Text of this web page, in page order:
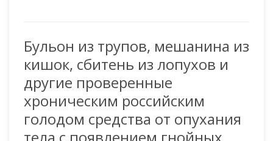
Бульон из трупов, мешанина из
кишок, сбитень из лопухов и
другие проверенные
хроническим российским
голодом средства от опухания